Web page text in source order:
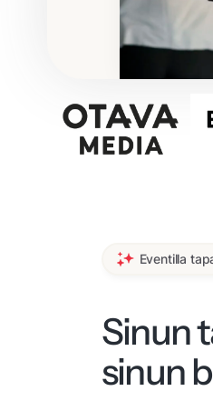
Eventilla
Sinun
sinun